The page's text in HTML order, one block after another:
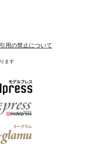
用の禁止について
ます